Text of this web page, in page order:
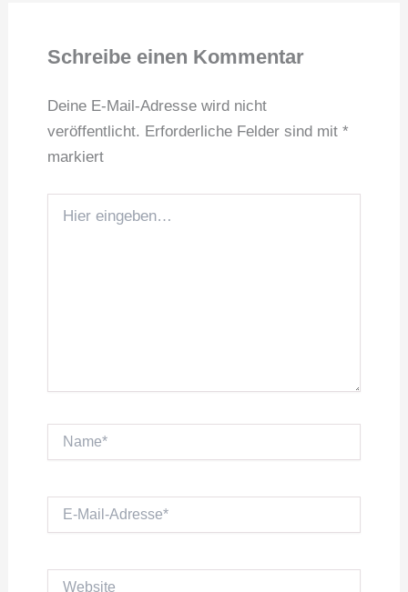
Schreibe einen Kommentar
Deine E-Mail-Adresse wird nicht
veröffentlicht. Erforderliche Felder sind mit *
markiert
eingeben…
Name*
Mail-